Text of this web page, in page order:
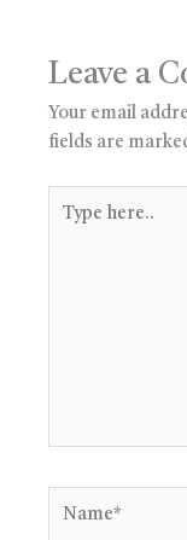
Leave a
Your email
fields are
here..